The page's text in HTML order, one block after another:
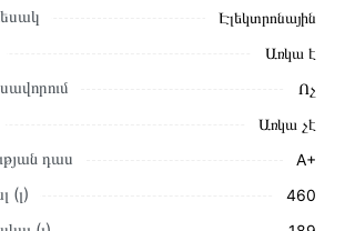
մենեջերները կմշակեն պատվերը և
համաձայնեցնելու առաքման
առցանց պատվեր տեղադրելը,
կարդալ նկարագրությունը,
է և համպատասխանում է
Էլեկտրոնային
Առկա է
Ոչ
Առկա չէ
դաս A+
(լ) 460